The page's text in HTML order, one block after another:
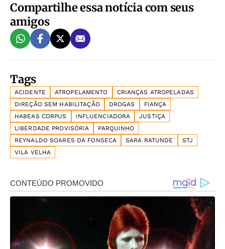
Compartilhe essa notícia com seus
amigos
Tags
ACIDENTE ATROPELAMENTO
CRIANÇAS ATROPELADAS
DIREÇÃO SEM HABILITAÇÃO
DROGAS
FIANÇA
HABEAS CORPUS
INFLUENCIADORA
JUSTIÇA
LIBERDADE PROVISÓRIA
PARQUINHO
REYNALDO SOARES DA FONSECA
SARA RATUNDE
STJ
VILA VELHA